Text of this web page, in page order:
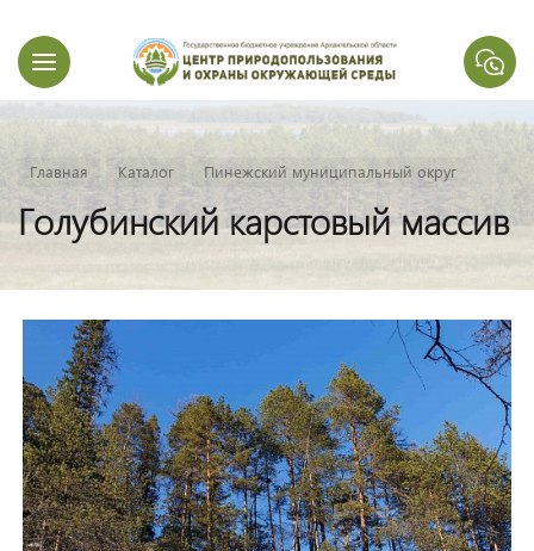
Главная Каталог Пинежский муниципальный округ
Голубинский карстовый массив